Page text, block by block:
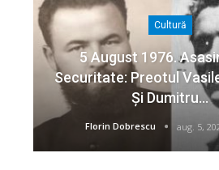
Cultură
5 August 1976.
Securitate: Preotul
Și Dumitru…
Florin Dobrescu aug. 5,